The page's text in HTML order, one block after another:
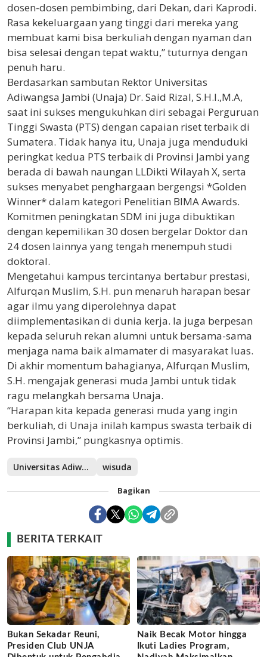
dosen-dosen pembimbing, dari Dekan, dari Kaprodi.
Rasa kekeluargaan yang tinggi dari mereka yang
membuat kami bisa berkuliah dengan nyaman dan
bisa selesai dengan tepat waktu,” tuturnya dengan
penuh haru.
Berdasarkan sambutan Rektor Universitas
Adiwangsa Jambi (Unaja) Dr. Said Rizal, S.H.I.,M.A,
saat ini sukses mengukuhkan diri sebagai Perguruan
Tinggi Swasta (PTS) dengan capaian riset terbaik di
Sumatera. Tidak hanya itu, Unaja juga menduduki
peringkat kedua PTS terbaik di Provinsi Jambi yang
berada di bawah naungan LLDikti Wilayah X, serta
sukses menyabet penghargaan bergengsi *Golden
Winner* dalam kategori Penelitian BIMA Awards.
Komitmen peningkatan SDM ini juga dibuktikan
dengan kepemilikan 30 dosen bergelar Doktor dan
24 dosen lainnya yang tengah menempuh studi
doktoral.
Mengetahui kampus tercintanya bertabur prestasi,
Alfurqan Muslim, S.H. pun menaruh harapan besar
agar ilmu yang diperolehnya dapat
diimplementasikan di dunia kerja. Ia juga berpesan
kepada seluruh rekan alumni untuk bersama-sama
menjaga nama baik almamater di masyarakat luas.
Di akhir momentum bahagianya, Alfurqan Muslim,
S.H. mengajak generasi muda Jambi untuk tidak
ragu melangkah bersama Unaja.
“Harapan kita kepada generasi muda yang ingin
berkuliah, di Unaja inilah kampus swasta terbaik di
Provinsi Jambi,” pungkasnya optimis.
Universitas Adiwangsa Jambi (UNAJA) wisuda
Bagikan
BERITA TERKAIT
Bukan Sekadar Reuni,
Presiden Club UNJA
Naik Becak Motor hingga
Ikuti Ladies Program,